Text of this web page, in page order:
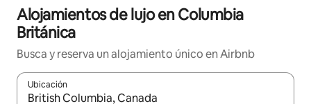
Alojamientos de lujo en Columbia
Británica
Busca y reserva un alojamiento único en Airbnb
Ubicación
Cuando los resultados estén disponibles, podrás navegar